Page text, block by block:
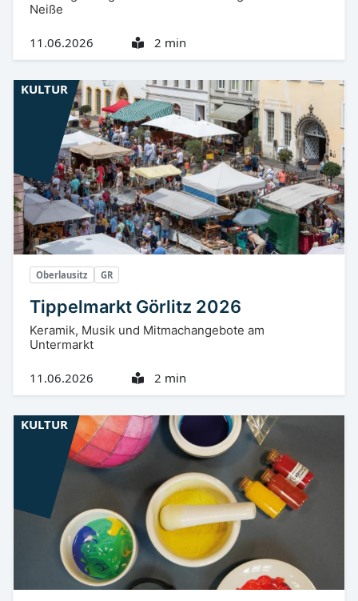
Neiße
11.06.2026 2 min
Oberlausitz GR
Tippelmarkt Görlitz 2026
Keramik, Musik und Mitmachangebote am
Untermarkt
11.06.2026 2 min
KULTUR
KULTUR